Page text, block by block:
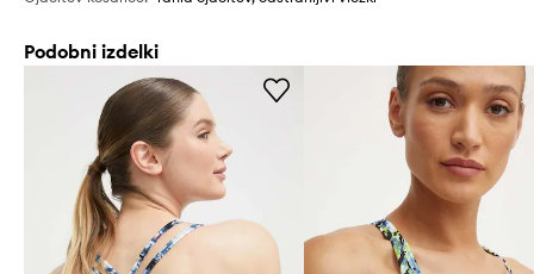
Podobni izdelki